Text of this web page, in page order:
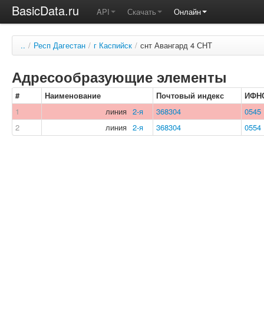
BasicData.ru API Скачать Онлайн
.. / Респ Дагестан / г Каспийск / снт Авангард 4 СНТ
Адресообразующие элементы
# Наименование Почтовый индекс
1
линия 2-я 368304
0545
2
линия 2-я 368304 0554